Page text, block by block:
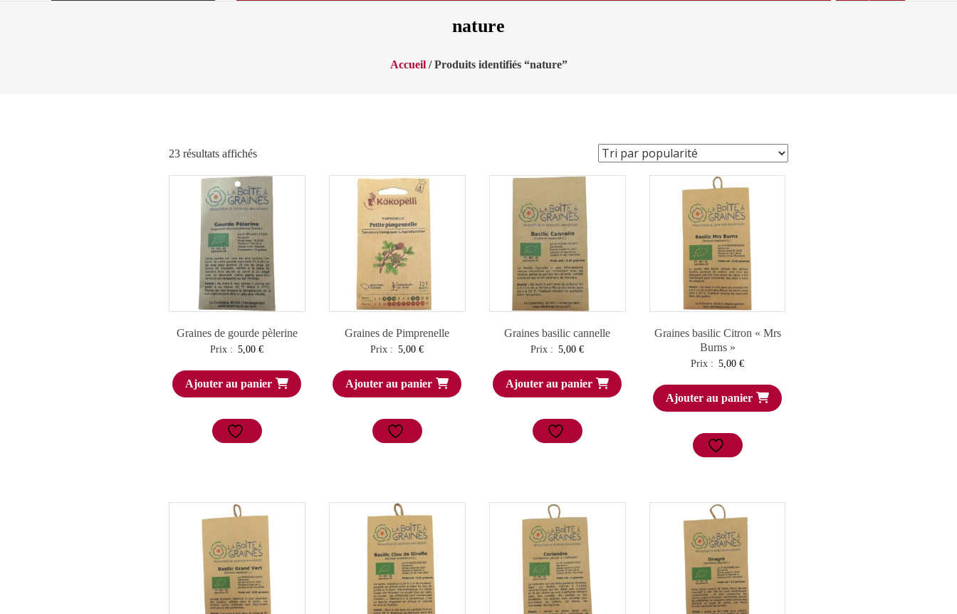
nature
Accueil/ Produits identifiés “nature”
23 résultats affichésTrié
par
popularité
Graines de gourde pèlerine
Prix : 5,00€
Ajouter au panier
Graines de Pimprenelle
Prix : 5,00€
Ajouter au panier
Graines basilic cannelle
Prix : 5,00€
Ajouter au panier
Graines basilic Citron « Mrs
Burns »
Prix : 5,00€
Ajouter au panier